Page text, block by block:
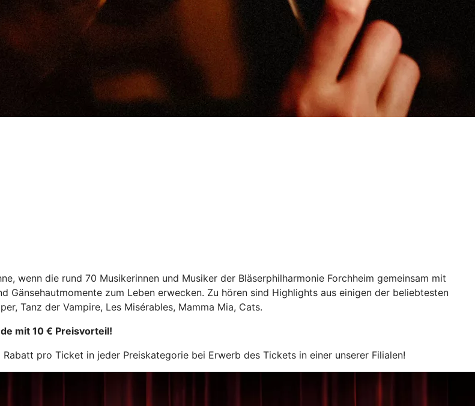
wenn die rund 70 Musikerinnen und Musiker der Bläserphilharmonie Forchheim gemeinsam mit
Gänsehautmomente zum Leben erwecken. Zu hören sind Highlights aus einigen der beliebtesten
Tanz der Vampire, Les Misérables, Mamma Mia, Cats.
mit 10 € Preisvorteil!
pro Ticket in jeder Preiskategorie bei Erwerb des Tickets in einer unserer Filialen!